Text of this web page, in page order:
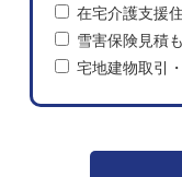
在宅介護支援
雪害保険見積
宅地建物取引